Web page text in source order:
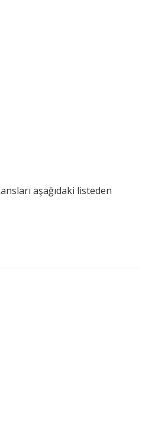
aşağıdaki listeden